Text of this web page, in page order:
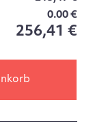
0.00 €
256,41 €